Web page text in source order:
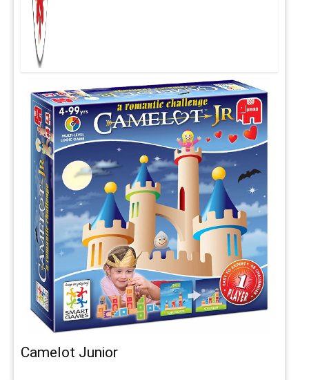
Camelot Junior